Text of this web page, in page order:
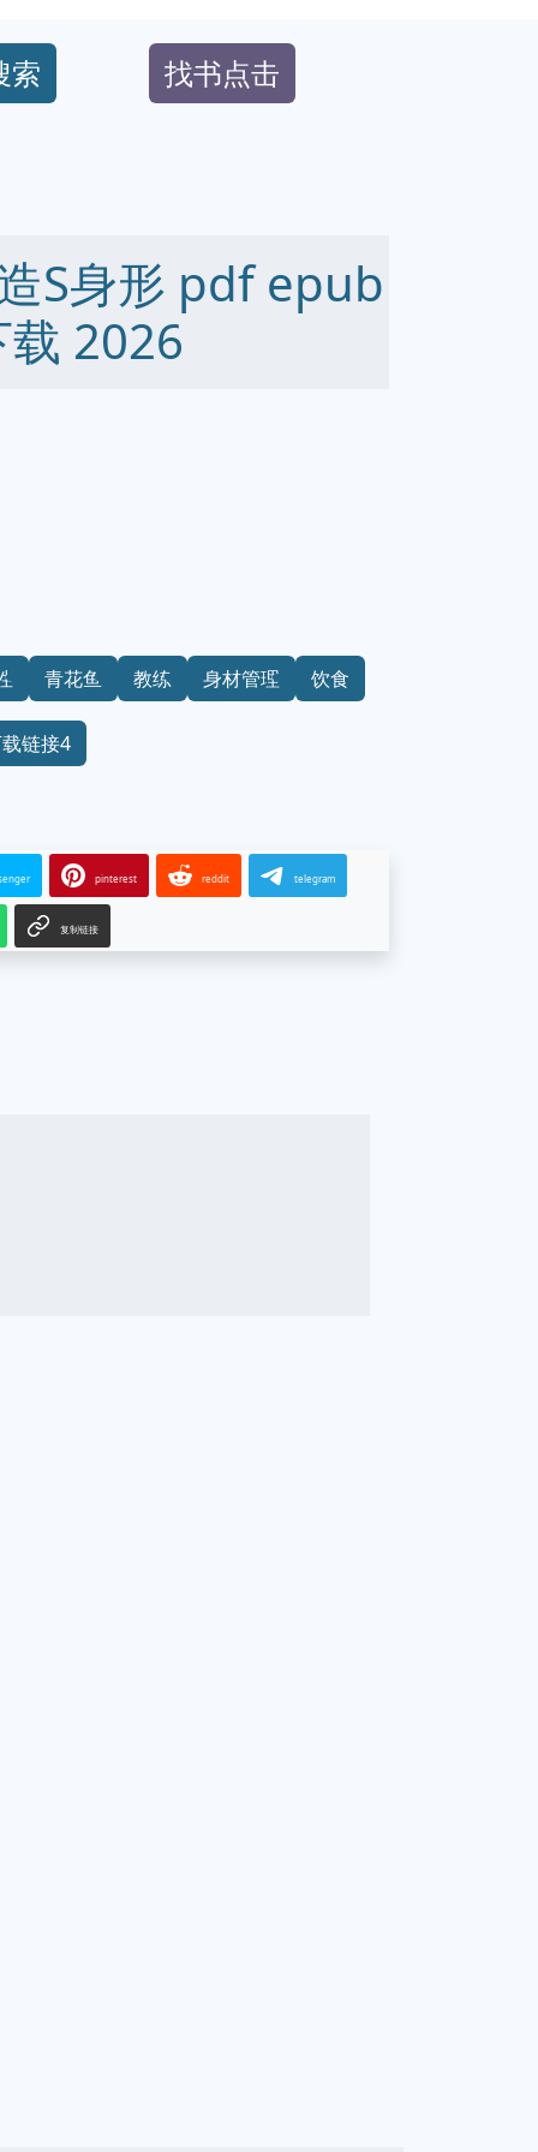
索 找书点击
S身形 pdf epub
2026
青花鱼 教练 身材管理 饮食
链接4
pinterest reddit telegram
复制链接